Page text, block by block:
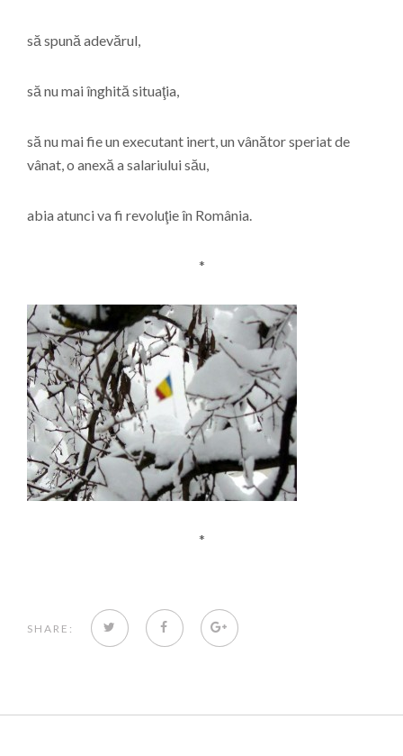
să spună adevărul,
să nu mai înghită situaţia,
să nu mai fie un executant inert, un vânător speriat de
vânat, o anexă a salariului său,
abia atunci va fi revoluţie în România.
*
*
SHARE: TWITTERFACEBOOKGOOGLE+